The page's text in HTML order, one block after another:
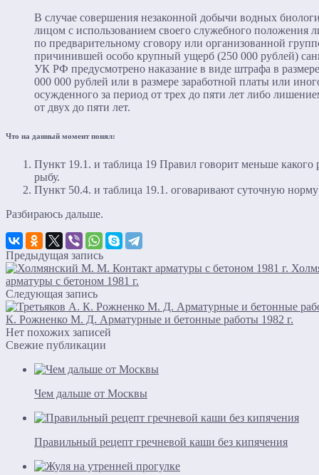
В случае совершения незаконной добычи водных
лицом с использованием своего служебного положения
по предварительному сговору или организованной
причинившей особо крупный ущерб (250 000 рублей)
УК РФ предусмотрено наказание в виде штрафа в
000 000 рублей или в размере заработной платы или
осужденного за период от трех до пяти лет либо
от двух до пяти лет.
Что на данный момент понял:
Пункт 19.1. и таблица 19 Правил говорит меньше какого
рыбу.
Пункт 50.4. и таблица 19.1. оговаривают суточную
Разбираюсь дальше.
Предыдущая запись
арматуры с бетоном 1981 г.
Следующая запись
К. Рожненко М. Д. Арматурные и бетонные работы 1982 г.
Нет похожих записей
Свежие публикации
Чем дальше от Москвы
Правильный рецепт гречневой каши без кипячения